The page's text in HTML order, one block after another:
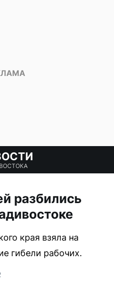
разбились
края взяла на
гибели рабочих.